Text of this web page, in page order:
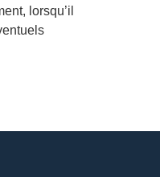
lorsqu’il